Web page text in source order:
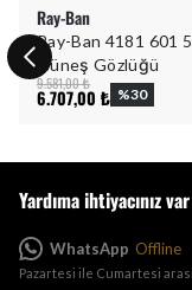
Ray-Ban
Ray-Ban 4181 601
Güneş Gözlüğü
9.581,00 ₺
6.707,00 ₺ %30
Yardıma ihtiyacınız
WhatsApp Offline
Pazartesi ile Cumartesi